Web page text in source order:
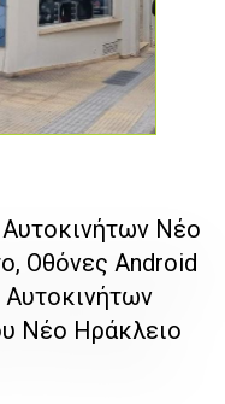
Αυτοκινήτων Νέο
Οθόνες Android
Νέο Ηράκλειο